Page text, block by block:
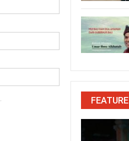
FEATURE